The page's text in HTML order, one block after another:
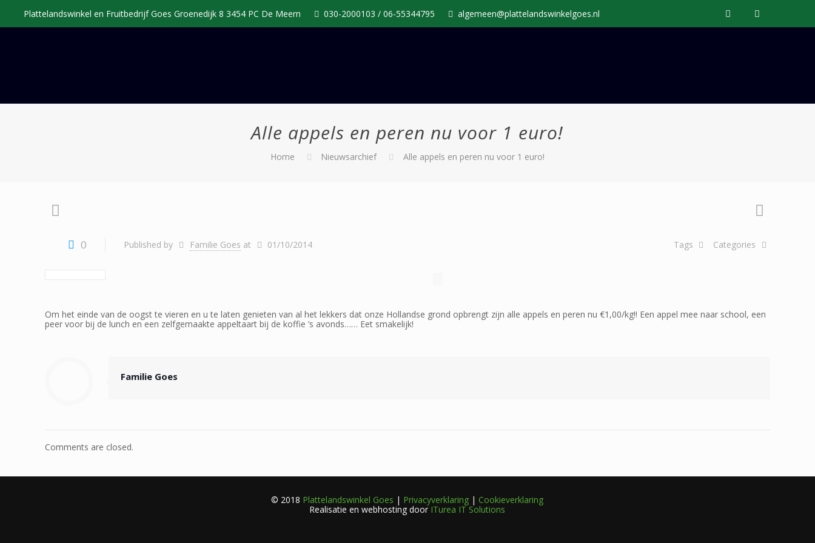
Plattelandswinkel en Fruitbedrijf Goes Groenedijk 8 3454 PC De Meern 030-2000103 / 06-55344795 algemeen@plattelandswinkelgoes.nl
Alle appels en peren nu voor 1 euro!
Home Nieuwsarchief Alle appels en peren nu voor 1 euro!
0 Published by Familie Goes at 01/10/2014 Categories
Tags
Om het einde van de oogst te vieren en u te laten genieten van al het lekkers dat onze Hollandse grond opbrengt zijn alle appels en peren nu €1,00/kg!! Een appel mee naar school, een
peer voor bij de lunch en een zelfgemaakte appeltaart bij de koffie ’s avonds…… Eet smakelijk!
Familie Goes
Comments are closed.
© 2018 Plattelandswinkel Goes | Privacyverklaring | Cookieverklaring
Realisatie en webhosting door ITurea IT Solutions